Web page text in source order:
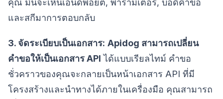
คุณ มันจะเห็นเอนด์พอยต์, พารามิเตอร์, บอดี้คำขอ
และสกีมาการตอบกลับ
3. จัดระเบียบเป็นเอกสาร: Apidog สามารถเปลี่ยน
คำขอให้เป็นเอกสาร API ได้แบบเรียลไทม์ คำขอ
ชั่วคราวของคุณจะกลายเป็นหน้าเอกสาร API ที่มี
โครงสร้างและนำทางได้ภายในเครื่องมือ คุณสามารถ